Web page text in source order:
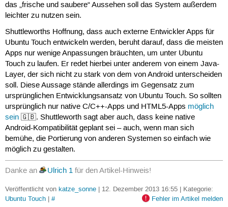
das „frische und saubere“ Aussehen soll das System außerdem
leichter zu nutzen sein.
Shuttleworths Hoffnung, dass auch externe Entwickler Apps für
Ubuntu Touch entwickeln werden, beruht darauf, dass die meisten
Apps nur wenige Anpassungen bräuchten, um unter Ubuntu
Touch zu laufen. Er redet hierbei unter anderem von einem Java-
Layer, der sich nicht zu stark von dem von Android unterscheiden
soll. Diese Aussage stände allerdings im Gegensatz zum
ursprünglichen Entwicklungsansatz von Ubuntu Touch. So sollten
ursprünglich nur native C/C++-Apps und HTML5-Apps möglich
sein🇬🇧. Shuttleworth sagt aber auch, dass keine native
Android-Kompatibilität geplant sei – auch, wenn man sich
bemühe, die Portierung von anderen Systemen so einfach wie
möglich zu gestalten.
Danke an Ulrich 1für den Artikel-Hinweis!
Veröffentlicht von katze_sonne| 12. Dezember 2013 16:55 | Kategorie:
Ubuntu Touch| # Fehler im Artikel melden